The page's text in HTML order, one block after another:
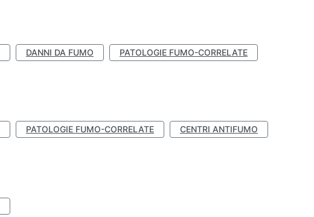
DANNI DA FUMO PATOLOGIE FUMO-CORRELATE
PATOLOGIE FUMO-CORRELATE CENTRI ANTIFUMO